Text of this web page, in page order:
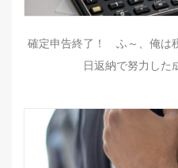
確定申告終了！ ふ～、俺は
日返納で努力した